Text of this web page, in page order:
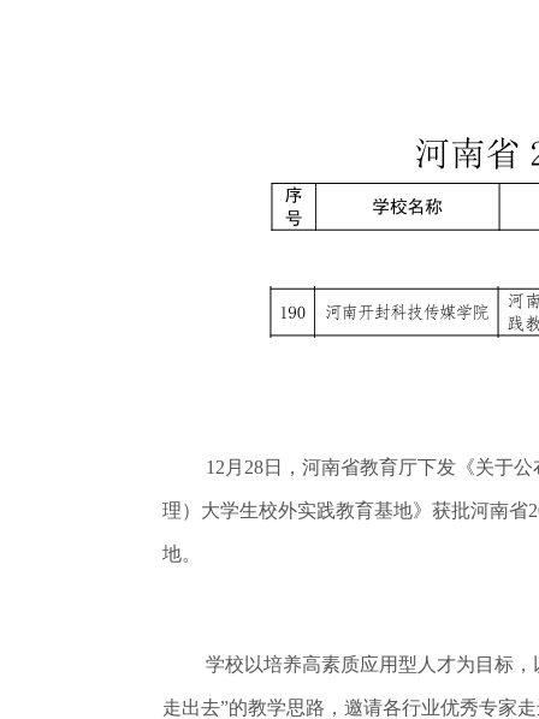
12月28日，河南省教育厅下发《关于
理）大学生校外实践教育基地》获批河南省
地。
学校以培养高素质应用型人才为目标
走出去”的教学思路，邀请各行业优秀专家